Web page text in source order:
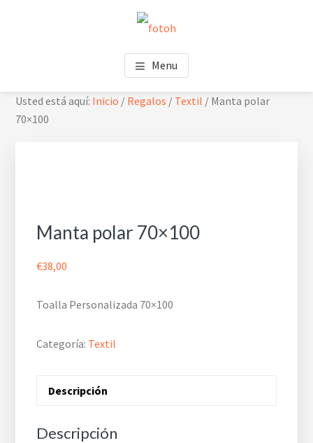
Menu
Usted está aquí: Inicio / Regalos / Textil / Manta polar
70×100
Manta polar 70×100
€38,00
Toalla Personalizada 70×100
Categoría: Textil
Descripción
Descripción